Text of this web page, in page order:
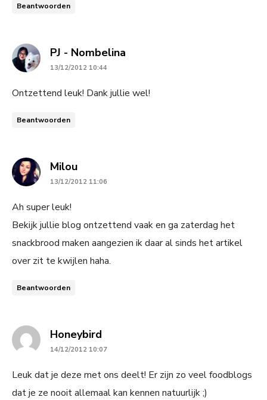
Beantwoorden
PJ - Nombelina
13/12/2012 10:44
Ontzettend leuk! Dank jullie wel!
Beantwoorden
Milousays:
13/12/2012 11:06
Ah super leuk!
Bekijk jullie blog ontzettend vaak en ga zaterdag het
snackbrood maken aangezien ik daar al sinds het artikel
over zit te kwijlen haha.
Beantwoorden
Honeybird
14/12/2012 10:07
Leuk dat je deze met ons deelt! Er zijn zo veel foodblogs
dat je ze nooit allemaal kan kennen natuurlijk ;)